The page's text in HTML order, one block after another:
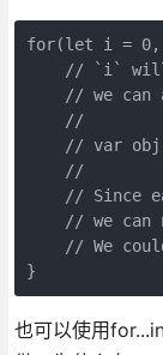
for(let i = 0,
// `i`
// we can
    //
// var
    //
// Since
// we can
// We
也可以使用